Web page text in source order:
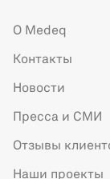
О Medeq
Контакты
Новости
Пресса и СМИ
Отзывы
Наши проекты